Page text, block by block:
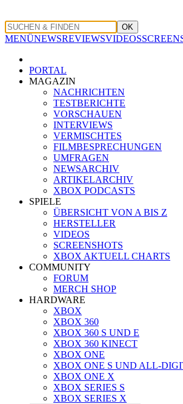
OK
MENÜNEWSREVIEWSVIDEOS
PORTAL
MAGAZIN
NACHRICHTEN
TESTBERICHTE
VORSCHAUEN
INTERVIEWS
VERMISCHTES
FILMBESPRECHUNGEN
UMFRAGEN
NEWSARCHIV
ARTIKELARCHIV
XBOX PODCASTS
SPIELE
ÜBERSICHT VON A BIS Z
HERSTELLER
VIDEOS
SCREENSHOTS
XBOX AKTUELL CHARTS
COMMUNITY
FORUM
MERCH SHOP
HARDWARE
XBOX
XBOX 360
XBOX 360 S UND E
XBOX 360 KINECT
XBOX ONE
XBOX ONE S UND ALL-
XBOX ONE X
XBOX SERIES S
XBOX SERIES X